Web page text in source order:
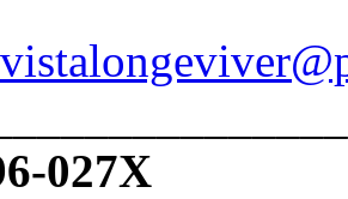
027X